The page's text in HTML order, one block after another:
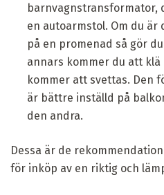
barnvagnstransformator,
en autoarmstol. Om du är
på en promenad så gör
annars kommer du att
kommer att svettas. Den
är bättre inställd på
den andra.
Dessa är de
för inköp av en riktig och